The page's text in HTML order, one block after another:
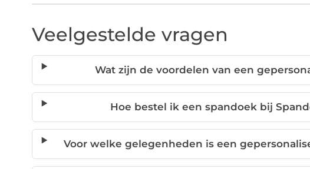
Veelgestelde vragen
Wat zijn de voordelen van een
Hoe bestel ik een spandoek bij
Voor welke gelegenheden is een